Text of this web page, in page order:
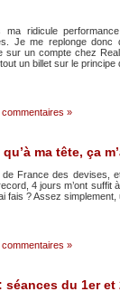
ma ridicule
Je me replonge
sur un compte chez
un billet sur le
»
ma tête, ça
de France des devises,
4 jours m’ont suffit
fais ? Assez
»
du 1er et